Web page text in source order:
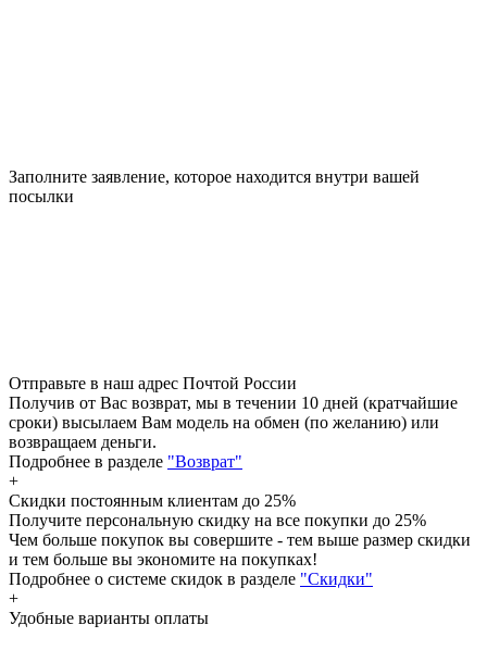
Заполните заявление, которое находится внутри вашей
посылки
Отправьте в наш адрес Почтой России
Получив от Вас возврат, мы в течении 10 дней (кратчайшие
сроки) высылаем Вам модель на обмен (по желанию) или
возвращаем деньги.
Подробнее в разделе "Возврат"
+
Скидки постоянным клиентам до 25%
Получите персональную скидку на все покупки до 25%
Чем больше покупок вы совершите - тем выше размер скидки
и тем больше вы экономите на покупках!
Подробнее о системе скидок в разделе "Скидки"
+
Удобные варианты оплаты